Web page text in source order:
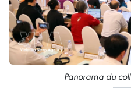
Panorama du